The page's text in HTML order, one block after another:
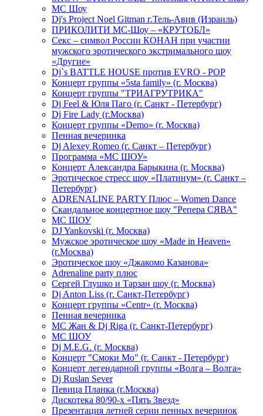
MC Шоу
Dj's Project Noel Gitman г.Тель-Авив (Израиль)
ПРИКОЛИТИ МС-Шоу – «КРУТОБЛ»
Секс – символ России КОНАН при участии
мужского эротического экстримального шоу
«Другие»
Dj`s BATTLE HOUSE против EVRO - POP
Концерт группы «5sta family» (г. Москва)
Концерт группы "ТРИАГРУТРИКА"
Dj Feel & Юля Паго (г. Санкт - Петербург)
Dj Fire Lady (г.Москва)
Концерт группы «Demo» (г. Москва)
Пенная вечеринка
Dj Alexey Romeo (г. Санкт – Петербург)
Программа «МС ШОУ»
Концерт Александра Барыкина (г. Москва)
Эротическое стресс шоу «Платинум» (г. Санкт –
Петербург)
ADRENALINE PARTY Плюс – Women Dance
Скандальное концертное шоу "Репера СЯВА"
МС ШОУ
DJ Yankovski (г. Москва)
Мужское эротическое шоу «Made in Heaven»
(г.Москва)
Эротическое шоу «Джакомо Казанова»
Adrenaline party плюс
Сергей Глушко и Тарзан шоу (г. Москва)
Dj Anton Liss (г. Санкт-Петербург)
Концерт группы «Centr» (г. Москва)
Пенная вечерника
МС Жан & Dj Riga (г. Санкт-Петербург)
МС ШОУ
Dj M.E.G. (г. Москва)
Концерт "Смоки Мо" (г. Санкт - Петербург)
Концерт легендарной группы «Волга – Волга»
Dj Ruslan Sever
Певица Планка (г.Москва)
Дискотека 80/90-х «Пять Звезд»
Презентация летней серии пенных вечеринок